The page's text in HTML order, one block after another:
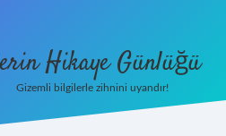
Hikaye Günlüğü
Gizemli bilgilerle zihnini uyandır!